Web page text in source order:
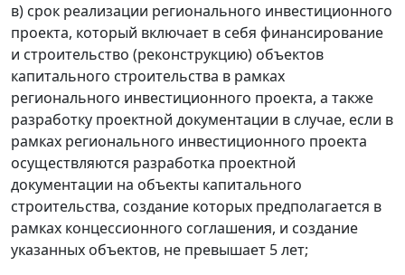
в) срок реализации регионального инвестиционного
проекта, который включает в себя финансирование
и строительство (реконструкцию) объектов
капитального строительства в рамках
регионального инвестиционного проекта, а также
разработку проектной документации в случае, если в
рамках регионального инвестиционного проекта
осуществляются разработка проектной
документации на объекты капитального
строительства, создание которых предполагается в
рамках концессионного соглашения, и создание
указанных объектов, не превышает 5 лет;